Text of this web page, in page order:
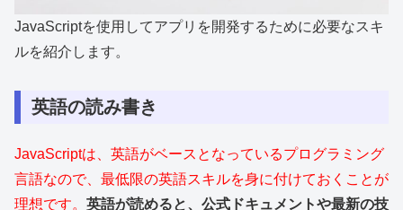
JavaScriptを使用してアプリを開発するために必要なスキ
ルを紹介します。
英語の読み書き
JavaScriptは、英語がベースとなっているプログラミング
言語なので、最低限の英語スキルを身に付けておくことが
理想です。 英語が読めると、公式ドキュメントや最新の技